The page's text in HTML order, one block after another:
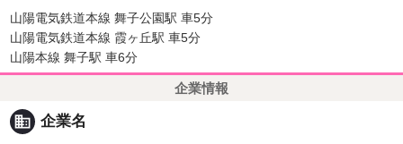
山陽電気鉄道本線 舞子公園駅 車5分
山陽電気鉄道本線 霞ヶ丘駅 車5分
山陽本線 舞子駅 車6分
企業情報
business 企業名